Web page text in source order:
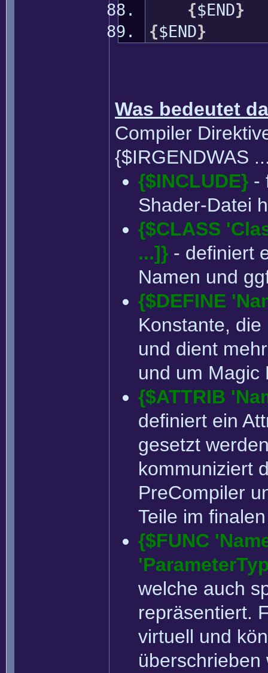
{$END}
{$END}
Was bedeutet
Compiler
{$IRGENDWAS
{$INCLUDE} -
Shader-Datei
{$CLASS
...]} - definiert
Namen und
{$DEFINE
Konstante,
und dient
und um Magic
{$ATTRIB
definiert ein
gesetzt
kommuniziert
PreCompiler
Teile im
{$FUNC
welche auch
repräsentiert.
virtuell und
überschrieben